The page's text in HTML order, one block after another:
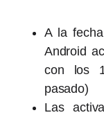
A la
Android
con los
pasado)
Las